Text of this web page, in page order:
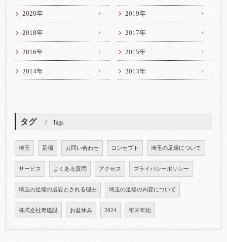
2020年 2019年
2018年 2017年
2016年 2015年
2014年 2013年
タグ Tags
埼玉 足場 お問い合わせ コンセプト 埼玉の足場について
サービス よくある質問 アクセス プライバシーポリシー
埼玉の足場の必要とされる理由 埼玉の足場の内容について
株式会社寿建設 お盆休み 2024 年末年始